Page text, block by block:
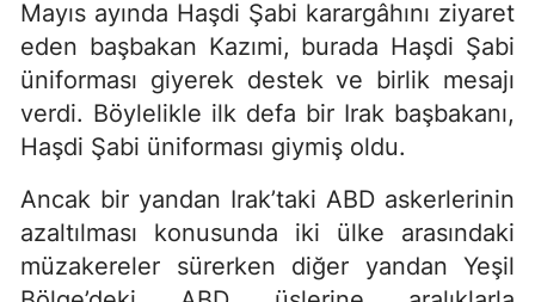
Mayıs ayında Haşdi Şabi karargâhını ziyaret
eden başbakan Kazımi, burada Haşdi Şabi
üniforması giyerek destek ve birlik mesajı
verdi. Böylelikle ilk defa bir Irak başbakanı,
Haşdi Şabi üniforması giymiş oldu.
Ancak bir yandan Irak’taki ABD askerlerinin
azaltılması konusunda iki ülke arasındaki
müzakereler sürerken diğer yandan Yeşil